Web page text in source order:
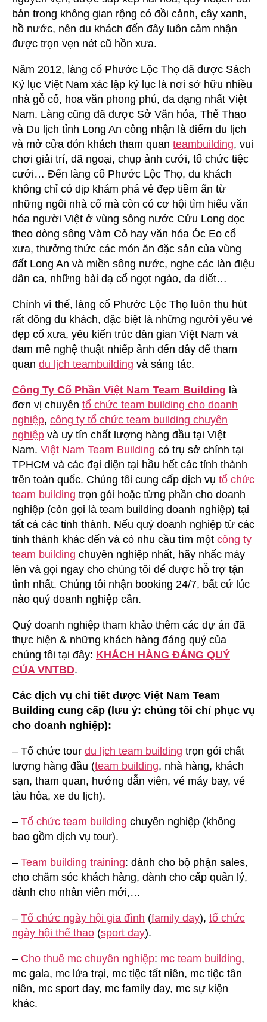
bản trong không gian rộng có đồi cảnh, cây xanh,
hồ nước, nên du khách đến đây luôn cảm nhận
được trọn vẹn nét cũ hồn xưa.
Năm 2012, làng cổ Phước Lộc Thọ đã được Sách
Kỷ lục Việt Nam xác lập kỷ lục là nơi sở hữu nhiều
nhà gỗ cổ, hoa văn phong phú, đa dạng nhất Việt
Nam. Làng cũng đã được Sở Văn hóa, Thể Thao
và Du lịch tỉnh Long An công nhận là điểm du lịch
và mở cửa đón khách tham quan teambuilding, vui
chơi giải trí, dã ngoại, chụp ảnh cưới, tổ chức tiệc
cưới… Đến làng cổ Phước Lộc Thọ, du khách
không chỉ có dịp khám phá vẻ đẹp tiềm ẩn từ
những ngôi nhà cổ mà còn có cơ hội tìm hiểu văn
hóa người Việt ở vùng sông nước Cửu Long dọc
theo dòng sông Vàm Cỏ hay văn hóa Óc Eo cổ
xưa, thưởng thức các món ăn đặc sản của vùng
đất Long An và miền sông nước, nghe các làn điệu
dân ca, những bài dạ cổ ngọt ngào, da diết…
Chính vì thế, làng cổ Phước Lộc Thọ luôn thu hút
rất đông du khách, đặc biệt là những người yêu vẻ
đẹp cổ xưa, yêu kiến trúc dân gian Việt Nam và
đam mê nghệ thuật nhiếp ảnh đến đây để tham
quan du lịch teambuilding và sáng tác.
Công Ty Cổ Phần Việt Nam Team Building là
đơn vị chuyên tổ chức team building cho doanh
nghiệp, công ty tổ chức team building chuyên
nghiệp và uy tín chất lượng hàng đầu tại Việt
Nam. Việt Nam Team Building có trụ sở chính tại
TPHCM và các đại diện tại hầu hết các tỉnh thành
trên toàn quốc. Chúng tôi cung cấp dịch vụ tổ chức
team building trọn gói hoặc từng phần cho doanh
nghiệp (còn gọi là team building doanh nghiệp) tại
tất cả các tỉnh thành. Nếu quý doanh nghiệp từ các
tỉnh thành khác đến và có nhu cầu tìm một công ty
team building chuyên nghiệp nhất, hãy nhấc máy
lên và gọi ngay cho chúng tôi để được hỗ trợ tận
tình nhất. Chúng tôi nhận booking 24/7, bất cứ lúc
nào quý doanh nghiệp cần.
Quý doanh nghiệp tham khảo thêm các dự án đã
thực hiện & những khách hàng đáng quý của
chúng tôi tại đây: KHÁCH HÀNG ĐÁNG QUÝ
CỦA VNTBD.
Các dịch vụ chi tiết được Việt Nam Team
Building cung cấp (lưu ý: chúng tôi chỉ phục vụ
cho doanh nghiệp):
– Tổ chức tour du lịch team building trọn gói chất
lượng hàng đầu (team building, nhà hàng, khách
sạn, tham quan, hướng dẫn viên, vé máy bay, vé
tàu hỏa, xe du lịch).
– Tổ chức team building chuyên nghiệp (không
bao gồm dịch vụ tour).
– Team building training: dành cho bộ phận sales,
cho chăm sóc khách hàng, dành cho cấp quản lý,
dành cho nhân viên mới,…
– Tổ chức ngày hội gia đình (family day), tổ chức
ngày hội thể thao (sport day).
– Cho thuê mc chuyên nghiệp: mc team building,
mc gala, mc lửa trại, mc tiệc tất niên, mc tiệc tân
niên, mc sport day, mc family day, mc sự kiện
khác.